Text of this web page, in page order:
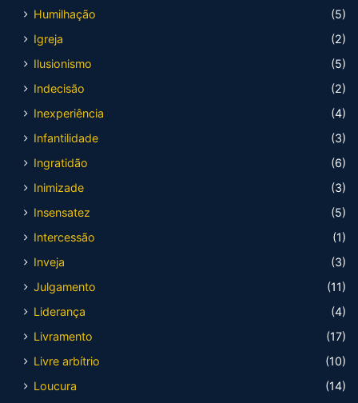
Humilhação
(5)
Igreja
(2)
Ilusionismo
(5)
Indecisão
(2)
Inexperiência
(4)
Infantilidade
(3)
Ingratidão
(6)
Inimizade
(3)
Insensatez
(5)
Intercessão
(1)
Inveja
(3)
Julgamento
(11)
Liderança
(4)
Livramento
(17)
Livre arbítrio
(10)
Loucura
(14)